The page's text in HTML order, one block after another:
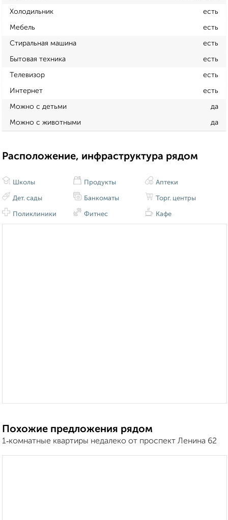
Холодильник есть
Мебель есть
Стиральная машина есть
Бытовая техника есть
Телевизор есть
Интернет есть
Можно с детьми да
Можно с животными да
Расположение, инфраструктура рядом
Школы
Дет. сады
Поликлиники
Продукты
Банкоматы
Фитнес
Аптеки
Торг. центры
Кафе
Похожие предложения рядом
1‑комнатные квартиры недалеко от проспект Ленина 62